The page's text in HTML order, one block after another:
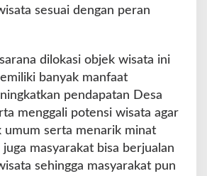
sesuai dengan peran
dilokasi objek wisata ini
banyak manfaat
pendapatan Desa
menggali potensi wisata agar
umum serta menarik minat
masyarakat bisa berjualan
sehingga masyarakat pun